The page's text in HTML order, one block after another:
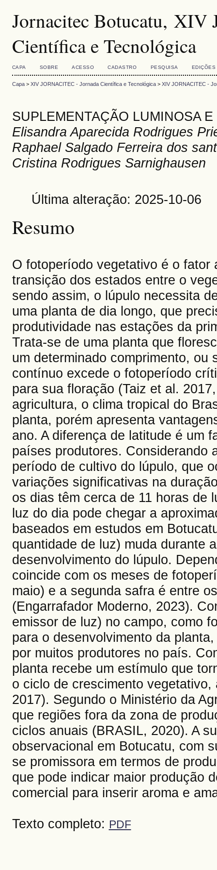
Jornacitec Botucatu, XIV
Científica e Tecnológica
CAPA SOBRE ACESSO CADASTRO PESQUISA EDIÇÕES
Capa> XIV JORNACITEC - Jornada Científica e Tecnológica> XIV JORNACITEC -
SUPLEMENTAÇÃO LUMINOSA
Elisandra Aparecida Rodrigues
Raphael Salgado Ferreira dos
Cristina Rodrigues Sarnighausen
Última alteração: 2025-10-06
Resumo
O fotoperíodo vegetativo é o fator
transição dos estados entre o
sendo assim, o lúpulo necessita
uma planta de dia longo, que
produtividade nas estações da
Trata-se de uma planta que
um determinado comprimento,
contínuo excede o fotoperíodo
para sua floração (Taiz et al.
agricultura, o clima tropical do
planta, porém apresenta
ano. A diferença de latitude é um
países produtores. Considerando
período de cultivo do lúpulo, que
variações significativas na
os dias têm cerca de 11 horas de
luz do dia pode chegar a
baseados em estudos em
quantidade de luz) muda durante
desenvolvimento do lúpulo.
coincide com os meses de
maio) e a segunda safra é entre
(Engarrafador Moderno, 2023).
emissor de luz) no campo, como
para o desenvolvimento da
por muitos produtores no país.
planta recebe um estímulo que
o ciclo de crescimento
2017). Segundo o Ministério da
que regiões fora da zona de
ciclos anuais (BRASIL, 2020). A
observacional em Botucatu, com
se promissora em termos de
que pode indicar maior produção
comercial para inserir aroma e
Texto completo: PDF